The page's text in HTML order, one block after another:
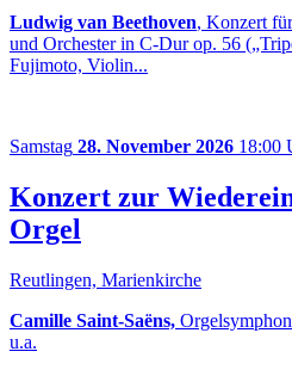
Ludwig van Beethoven, Konzert
und Orchester in C-Dur op. 56
Fujimoto, Violin...
Samstag 28. November 2026 18:00
Konzert zur
Orgel
Reutlingen, Marienkirche
Camille Saint-Saëns,
u.a.